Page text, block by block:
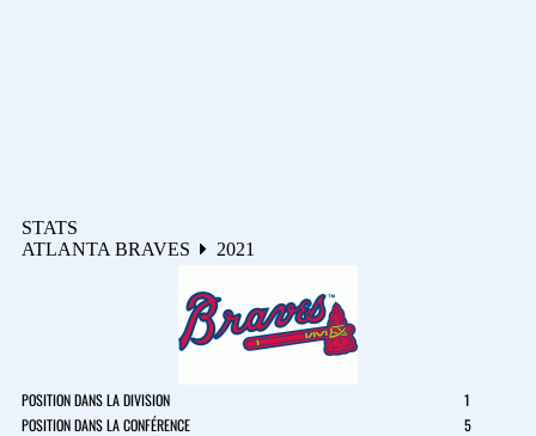
STATS
ATLANTA BRAVES
2021
POSITION DANS LA DIVISION
1
POSITION DANS LA CONFÉRENCE
5